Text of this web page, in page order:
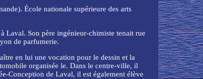
École nationale supérieure des arts
Laval. Son père ingénieur-chimiste tenait rue
de parfumerie.
en lui une vocation pour le dessin et la
organisée le. Dans le centre-ville, il
Conception de Laval, il est également élève